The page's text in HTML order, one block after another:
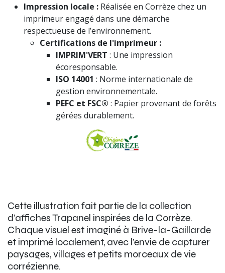
Impression locale : Réalisée en Corrèze chez un
imprimeur engagé dans une démarche
respectueuse de l’environnement.
Certifications de l'imprimeur :
IMPRIM'VERT : Une impression
écoresponsable.
ISO 14001 : Norme internationale de
gestion environnementale.
PEFC et FSC® : Papier provenant de forêts
gérées durablement.
Cette illustration fait partie de la collection
d’affiches Trapanel inspirées de la Corrèze.
Chaque visuel est imaginé à Brive-la-Gaillarde
et imprimé localement, avec l’envie de capturer
paysages, villages et petits morceaux de vie
corrézienne.